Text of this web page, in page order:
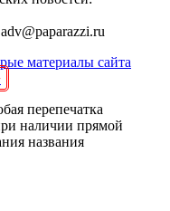
материалы сайта
перепечатка
наличии прямой
названия